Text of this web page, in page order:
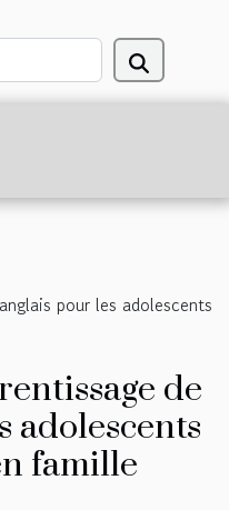
pour les adolescents
de
adolescents
famille